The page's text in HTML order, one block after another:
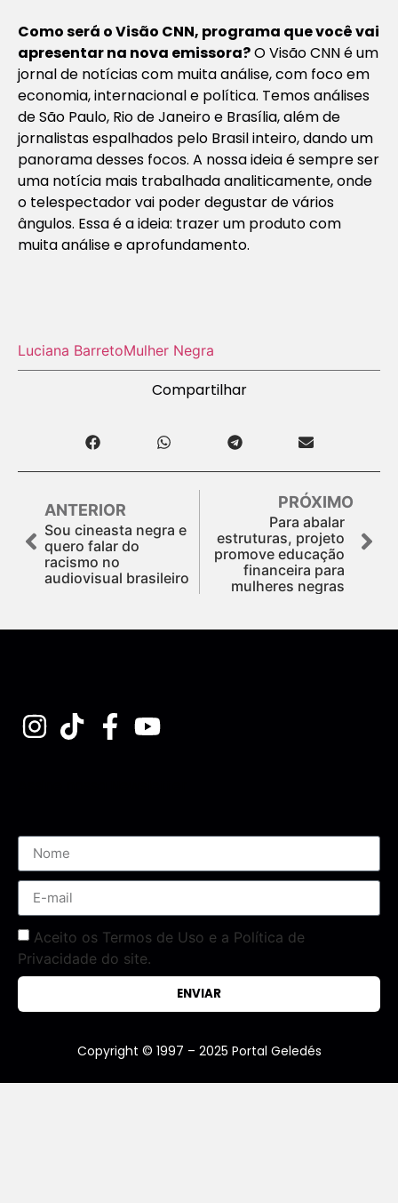
Como será o Visão CNN, programa que você vai
apresentar na nova emissora?O Visão CNN é um
jornal de notícias com muita análise, com foco em
economia, internacional e política. Temos análises
de São Paulo, Rio de Janeiro e Brasília, além de
jornalistas espalhados pelo Brasil inteiro, dando um
panorama desses focos. A nossa ideia é sempre ser
uma notícia mais trabalhada analiticamente, onde
o telespectador vai poder degustar de vários
ângulos. Essa é a ideia: trazer um produto com
muita análise e aprofundamento.
Luciana BarretoMulher Negra
Compartilhar
ANTERIOR
Sou cineasta negra e
quero falar do
racismo no
audiovisual brasileiro
PRÓXIMO
Para abalar
estruturas, projeto
promove educação
financeira para
mulheres negras
Aceito os Termos de Uso e a Política de
Privacidade do site.
ENVIAR
Copyright © 1997 – 2025 Portal Geledés